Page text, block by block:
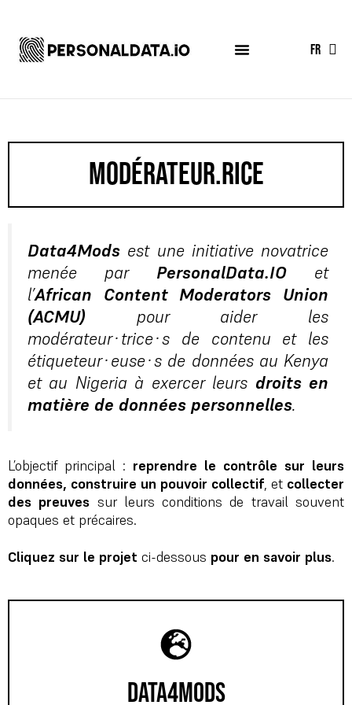
FR
ES
modérateur.rice
Data4Mods est une initiative novatrice
menée par PersonalData.IO et
l’African Content Moderators Union
(ACMU) pour aider les
modérateur·trice·s de contenu et les
étiqueteur·euse·s de données au Kenya
et au Nigeria à exercer leurs droits en
matière de données personnelles.
L’objectif principal : reprendre le contrôle sur leurs
données, construire un pouvoir collectif, et collecter
des preuves sur leurs conditions de travail souvent
opaques et précaires.
Cliquez sur le projet ci-dessous pour en savoir plus.
data4mods